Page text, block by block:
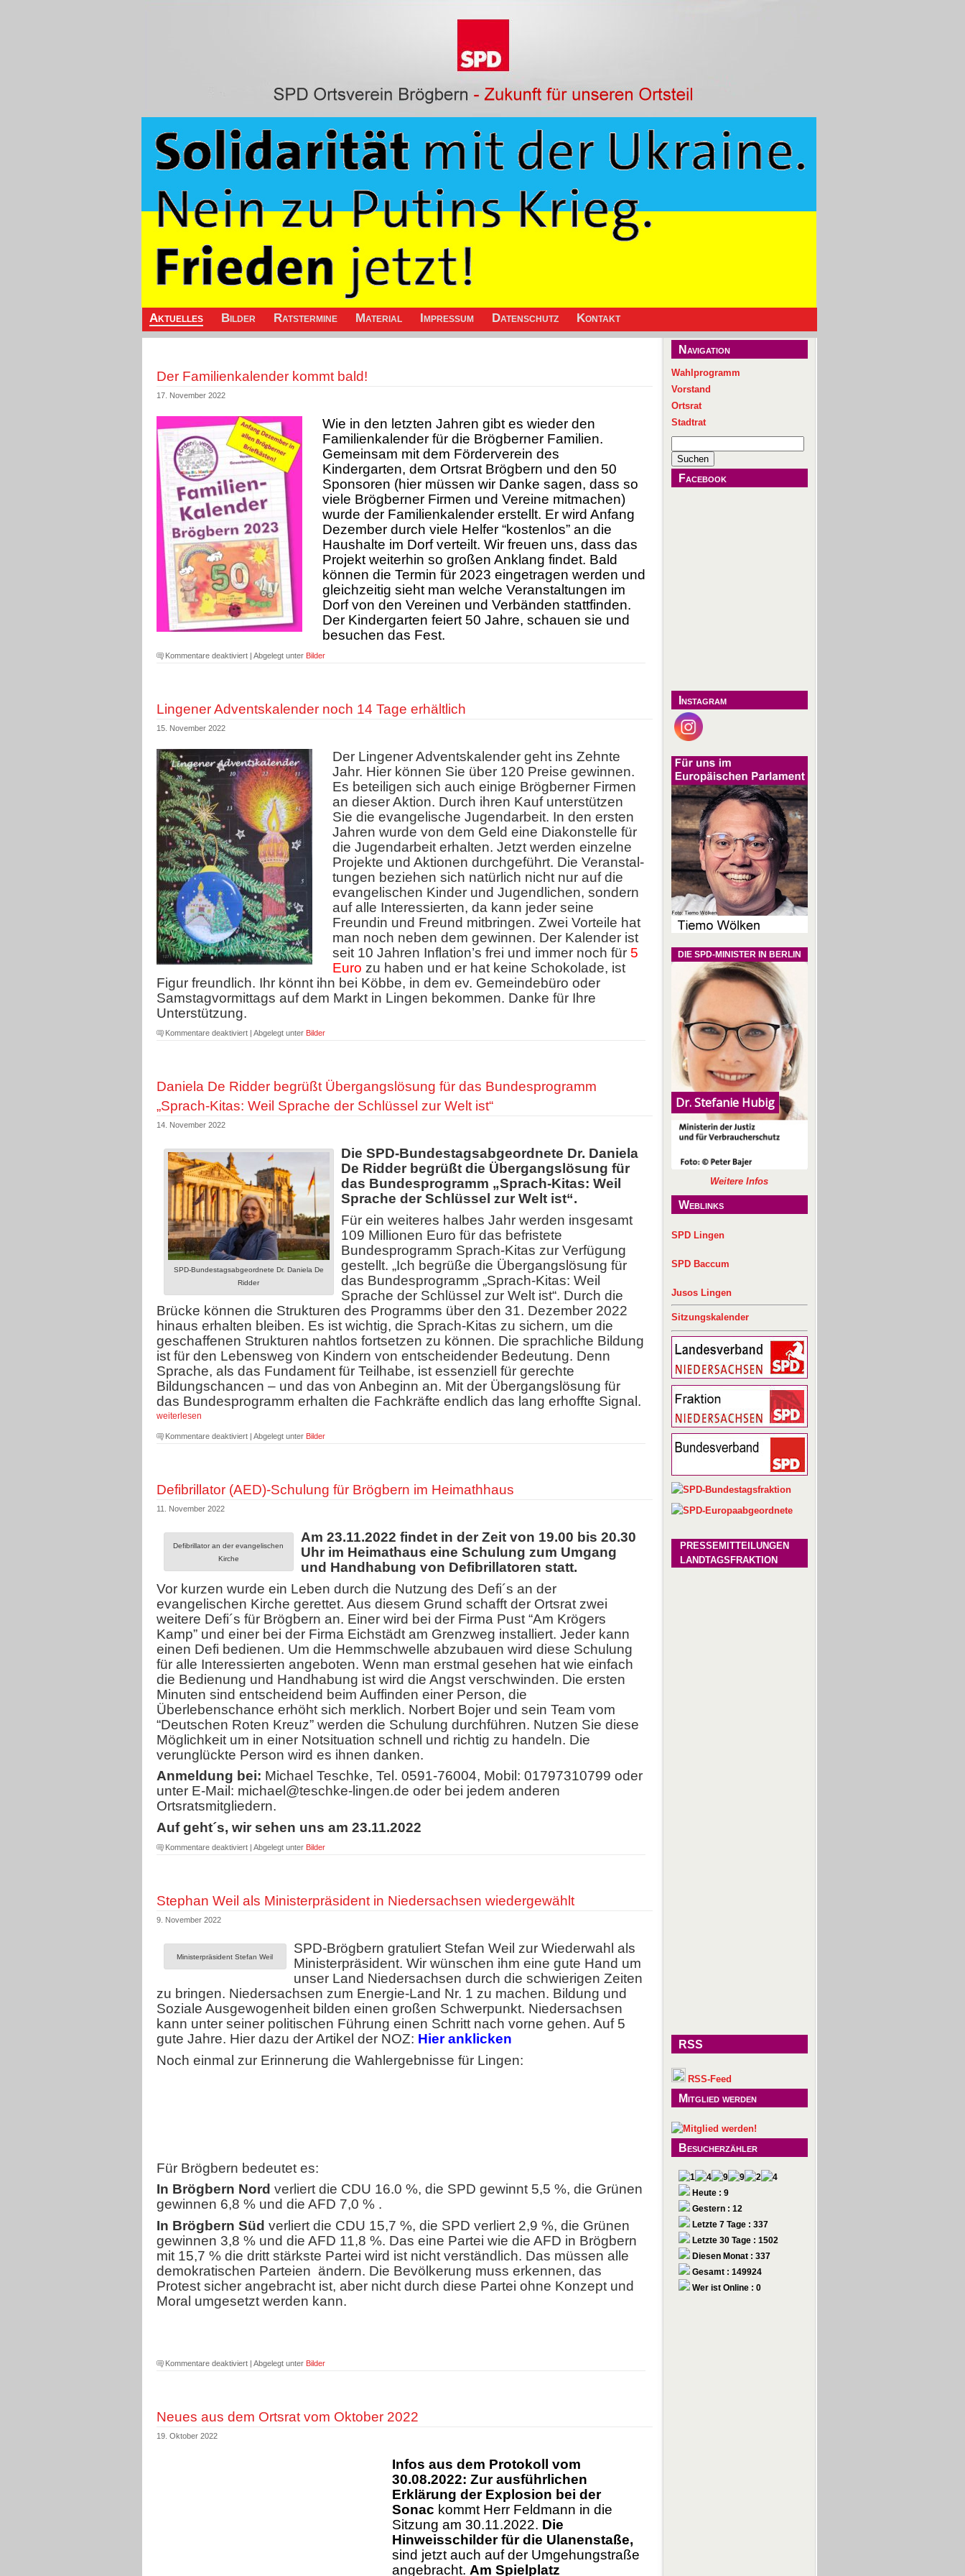
Aktuelles Bilder Ratstermine Material Impressum Datenschutz Kontakt
Der Familienkalender kommt bald!
17. November 2022
Wie in den letzten Jahren gibt es wieder den
Familienkalender für die Brögberner Familien.
Gemeinsam mit dem Förderverein des
Kindergarten, dem Ortsrat Brögbern und den 50
Sponsoren (hier müssen wir Danke sagen, dass so
viele Brögberner Firmen und Vereine mitmachen)
wurde der Familienkalender erstellt. Er wird Anfang
Dezember durch viele Helfer “kostenlos” an die
Haushalte im Dorf verteilt. Wir freuen uns, dass das
Projekt weiterhin so großen Anklang findet. Bald
können die Termin für 2023 eingetragen werden und
gleichzeitig sieht man welche Veranstaltungen im
Dorf von den Vereinen und Verbänden stattfinden.
Der Kindergarten feiert 50 Jahre, schauen sie und
besuchen das Fest.
Kommentare deaktiviertfür
bald!
| Abgelegt unter Bilder
Lingener Adventskalender noch 14 Tage erhältlich
15. November 2022
Der Lingener Adventskalender geht ins Zehnte
Jahr. Hier können Sie über 120 Preise gewinnen.
Es beteiligen sich auch einige Brögberner Firmen
an dieser Aktion. Durch ihren Kauf unterstützen
Sie die evangelische Jugendarbeit. In den ersten
Jahren wurde von dem Geld eine Diakonstelle für
die Jugendarbeit erhalten. Jetzt werden einzelne
Projekte und Aktionen durchgeführt. Die Veranstal-
tungen beziehen sich natürlich nicht nur auf die
evangelischen Kinder und Jugendlichen, sondern
auf alle Interessierten, da kann jeder seine
Freundin und Freund mitbringen. Zwei Vorteile hat
man noch neben dem gewinnen. Der Kalender ist
seit 10 Jahren Inflation’s frei und immer noch für 5
Euro zu haben und er hat keine Schokolade, ist
Figur freundlich. Ihr könnt ihn bei Köbbe, in dem ev. Gemeindebüro oder
Samstagvormittags auf dem Markt in Lingen bekommen. Danke für Ihre
Unterstützung.
Kommentare deaktiviertfür
14
Tage
| Abgelegt unter Bilder
Daniela De Ridder begrüßt Übergangslösung für das Bundesprogramm
„Sprach-Kitas: Weil Sprache der Schlüssel zur Welt ist“
14. November 2022
SPD-Bundestagsabgeordnete Dr. Daniela De
Ridder
Die SPD-Bundestagsabgeordnete Dr. Daniela
De Ridder begrüßt die Übergangslösung für
das Bundesprogramm „Sprach-Kitas: Weil
Sprache der Schlüssel zur Welt ist“.
Für ein weiteres halbes Jahr werden insgesamt
109 Millionen Euro für das befristete
Bundesprogramm Sprach-Kitas zur Verfügung
gestellt. „Ich begrüße die Übergangslösung für
das Bundesprogramm „Sprach-Kitas: Weil
Sprache der Schlüssel zur Welt ist“. Durch die
Brücke können die Strukturen des Programms über den 31. Dezember 2022
hinaus erhalten bleiben. Es ist wichtig, die Sprach-Kitas zu sichern, um die
geschaffenen Strukturen nahtlos fortsetzen zu können. Die sprachliche Bildung
ist für den Lebensweg von Kindern von entscheidender Bedeutung. Denn
Sprache, als das Fundament für Teilhabe, ist essenziell für gerechte
Bildungschancen – und das von Anbeginn an. Mit der Übergangslösung für
das Bundesprogramm erhalten die Fachkräfte endlich das lang erhoffte Signal.
weiterlesen
Kommentare deaktiviertfür
begrüßt
das
Bundesprogramm
Kitas:
Weil
Sprache
der
zur
Welt
ist“
| Abgelegt unter Bilder
Defibrillator (AED)-Schulung für Brögbern im Heimathhaus
11. November 2022
Defibrillator an der evangelischen
Kirche
Am 23.11.2022 findet in der Zeit von 19.00 bis 20.30
Uhr im Heimathaus eine Schulung zum Umgang
und Handhabung von Defibrillatoren statt.
Vor kurzen wurde ein Leben durch die Nutzung des Defi´s an der
evangelischen Kirche gerettet. Aus diesem Grund schafft der Ortsrat zwei
weitere Defi´s für Brögbern an. Einer wird bei der Firma Pust “Am Krögers
Kamp” und einer bei der Firma Eichstädt am Grenzweg installiert. Jeder kann
einen Defi bedienen. Um die Hemmschwelle abzubauen wird diese Schulung
für alle Interessierten angeboten. Wenn man erstmal gesehen hat wie einfach
die Bedienung und Handhabung ist wird die Angst verschwinden. Die ersten
Minuten sind entscheidend beim Auffinden einer Person, die
Überlebenschance erhöht sich merklich. Norbert Bojer und sein Team vom
“Deutschen Roten Kreuz” werden die Schulung durchführen. Nutzen Sie diese
Möglichkeit um in einer Notsituation schnell und richtig zu handeln. Die
verunglückte Person wird es ihnen danken.
Anmeldung bei: Michael Teschke, Tel. 0591-76004, Mobil: 01797310799 oder
unter E-Mail: michael@teschke-lingen.de oder bei jedem anderen
Ortsratsmitgliedern.
Auf geht´s, wir sehen uns am 23.11.2022
Kommentare deaktiviertfür
für
Heimathhaus
| Abgelegt unter Bilder
Stephan Weil als Ministerpräsident in Niedersachsen wiedergewählt
9. November 2022
Ministerpräsident Stefan Weil
SPD-Brögbern gratuliert Stefan Weil zur Wiederwahl als
Ministerpräsident. Wir wünschen ihm eine gute Hand um
unser Land Niedersachsen durch die schwierigen Zeiten
zu bringen. Niedersachsen zum Energie-Land Nr. 1 zu machen. Bildung und
Soziale Ausgewogenheit bilden einen großen Schwerpunkt. Niedersachsen
kann unter seiner politischen Führung einen Schritt nach vorne gehen. Auf 5
gute Jahre. Hier dazu der Artikel der NOZ: Hier anklicken
Noch einmal zur Erinnerung die Wahlergebnisse für Lingen:
Für Brögbern bedeutet es:
In Brögbern Nord verliert die CDU 16.0 %, die SPD gewinnt 5,5 %, die Grünen
gewinnen 6,8 % und die AFD 7,0 % .
In Brögbern Süd verliert die CDU 15,7 %, die SPD verliert 2,9 %, die Grünen
gewinnen 3,8 % und die AFD 11,8 %. Das eine Partei wie die AFD in Brögbern
mit 15,7 % die dritt stärkste Partei wird ist nicht verständlich. Das müssen alle
demokratischen Parteien ändern. Die Bevölkerung muss erkennen, das
Protest sicher angebracht ist, aber nicht durch diese Partei ohne Konzept und
Moral umgesetzt werden kann.
Kommentare deaktiviertfür
Ministerpräsident
| Abgelegt unter Bilder
Neues aus dem Ortsrat vom Oktober 2022
19. Oktober 2022
Infos aus dem Protokoll vom
30.08.2022: Zur ausführlichen
Erklärung der Explosion bei der
Sonac kommt Herr Feldmann in die
Sitzung am 30.11.2022. Die
Hinweisschilder für die Ulanenstaße,
sind jetzt auch auf der Umgehungstraße
angebracht. Am Spielplatz
Navigation
Wahlprogramm
Vorstand
Ortsrat
Stadtrat
nach:
Facebook
Instagram
DIE SPD-MINISTER IN BERLIN
Weitere Infos
Weblinks
SPD Lingen
SPD Baccum
Jusos Lingen
Sitzungskalender
PRESSEMITTEILUNGEN
LANDTAGSFRAKTION
RSS
RSS-Feed
Mitglied werden
Besucherzähler
Heute : 9
Gestern : 12
Letzte 7 Tage : 337
Letzte 30 Tage : 1502
Diesen Monat : 337
Gesamt : 149924
Wer ist Online : 0